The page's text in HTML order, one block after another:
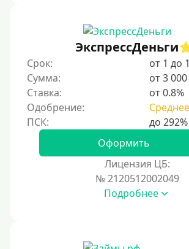
ЭкспрессДеньги
Срок:
от 1 до
Сумма:
от 3
Ставка:
от 0.8%
Одобрение:
Среднее
Оформить
Лицензия ЦБ:
№ 2120512002049
Подробнее